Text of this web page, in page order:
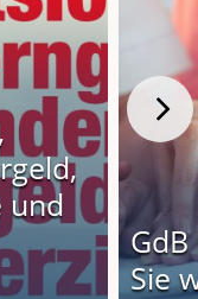
und
Sie